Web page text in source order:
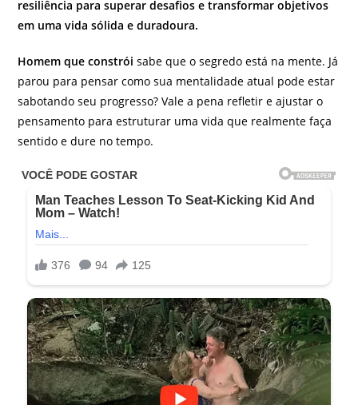
resiliência para superar desafios e transformar objetivos
em uma vida sólida e duradoura.
Homem que constrói sabe que o segredo está na mente. Já
parou para pensar como sua mentalidade atual pode estar
sabotando seu progresso? Vale a pena refletir e ajustar o
pensamento para estruturar uma vida que realmente faça
sentido e dure no tempo.